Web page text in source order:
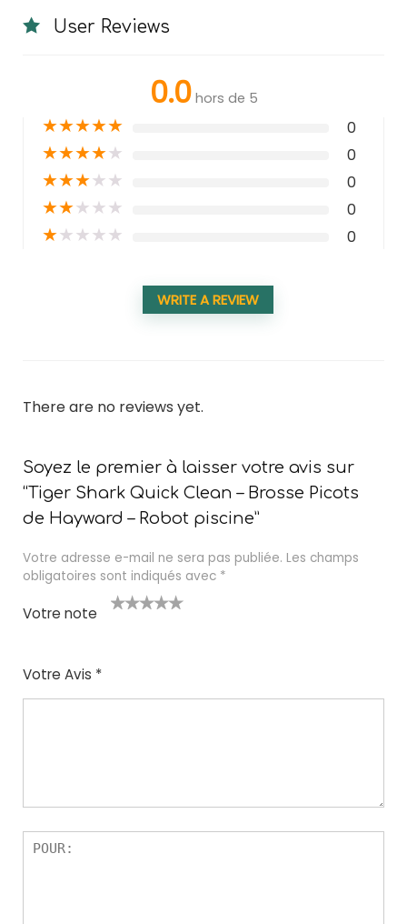
User Reviews
0.0 hors de 5
★★★★★ 0
★★★★★ 0
★★★★★ 0
★★★★★ 0
★★★★★ 0
WRITE A REVIEW
There are no reviews yet.
Soyez le premier à laisser votre avis sur
“Tiger Shark Quick Clean – Brosse Picots
de Hayward – Robot piscine”
Votre adresse e-mail ne sera pas publiée. Les champs
obligatoires sont indiqués avec *
Votre note
Votre Avis *